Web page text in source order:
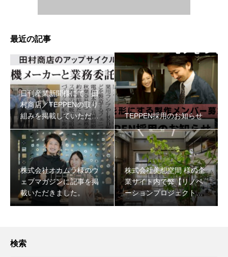
最近の記事
日刊産業新聞様にて、田
村商店／TEPPENの取り
組みを掲載していただき
ました
TEPPEN採用のお知らせ
株式会社オカムラ様のウ
ェブマガジンに記事を掲
載いただきました。
株式会社美想空間 様の企
業サイト内で弊【リノベ
ーションプロジェクト】
について掲載いただきま
検索